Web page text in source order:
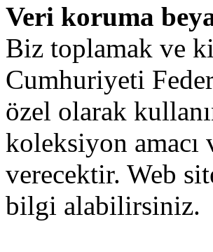
Veri koruma
Biz toplamak ve
Cumhuriyeti
özel olarak
koleksiyon amacı
verecektir. Web
bilgi alabilirsiniz.